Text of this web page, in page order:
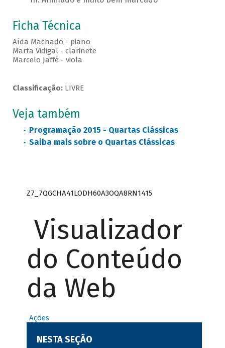
Ficha Técnica
Aída Machado - piano
Marta Vidigal - clarinete
Marcelo Jaffé - viola
Classificação:LIVRE
Veja também
Programação 2015 - Quartas Clássicas
Saiba mais sobre o Quartas Clássicas
Z7_7QGCHA41LODH60A3OQA8RN1415
Visualizador
do Conteúdo
da Web
Ações
NESTA SEÇÃO